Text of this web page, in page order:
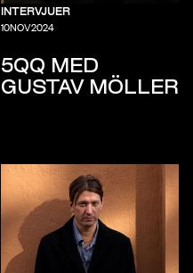
INTERVJUER
10NOV2024
5QQ MED
GUSTAV MÖLLER